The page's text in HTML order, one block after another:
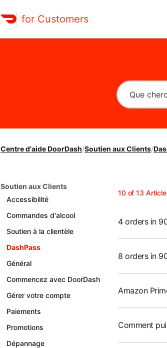
for Customers
Centre d'aide DoorDash/Soutien aux Clients/
Soutien aux Clients
Accessibilité
Commandes d'alcool
Soutien à la clientèle
DashPass
Général
Commencez avec DoorDash
Gérer votre compte
Paiements
Promotions
Dépannage
10of13
4 orders in
8 orders in
Amazon
Comment